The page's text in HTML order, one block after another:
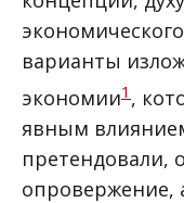
варианты
экономии1 ,
явным
претендовали,
опровержение,